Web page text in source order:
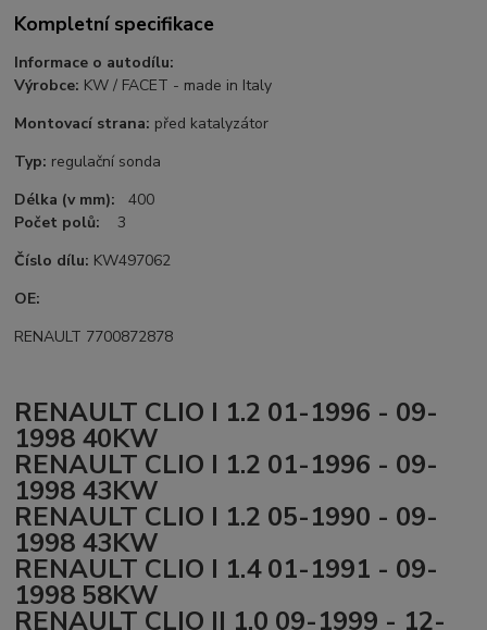
Kompletní specifikace
Informace o autodílu:
Výrobce: KW / FACET - made in Italy
Montovací strana: před katalyzátor
Typ: regulační sonda
Délka (v mm):400
Počet polů:
3
Číslo dílu: KW497062
OE:
RENAULT 7700872878
RENAULT CLIO I 1.2 01-1996 - 09-
1998 40KW
RENAULT CLIO I 1.2 01-1996 - 09-
1998 43KW
RENAULT CLIO I 1.2 05-1990 - 09-
1998 43KW
RENAULT CLIO I 1.4 01-1991 - 09-
1998 58KW
RENAULT CLIO II 1.0 09-1999 - 12-